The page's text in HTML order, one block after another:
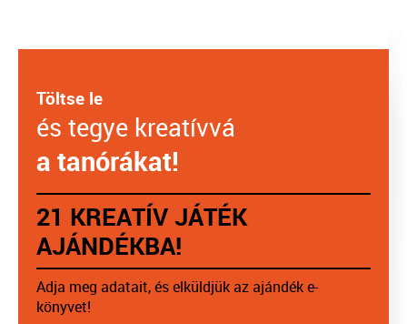
Töltse le
és tegye kreatívvá
a tanórákat!
21 KREATÍV JÁTÉK
AJÁNDÉKBA!
Adja meg adatait, és elküldjük az ajándék e-
könyvet!